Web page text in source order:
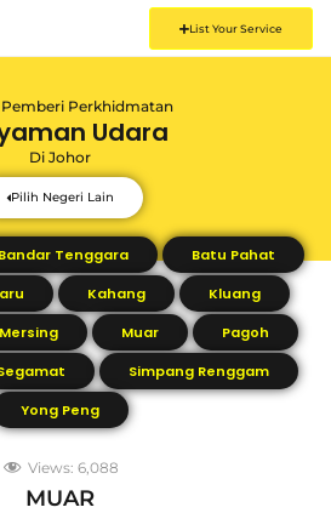
List Your Service
Pemberi Perkhidmatan
Udara
Di Johor
Pilih Negeri Lain
Bandar Tenggara
Batu Pahat
Kahang
Kluang
Mersing Muar
Pagoh
Simpang Renggam
Yong Peng
Views: 6,088
MUAR